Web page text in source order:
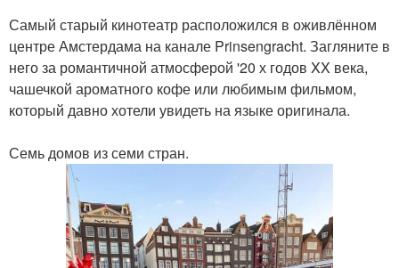
Самый старый кинотеатр расположился в оживлённом
центре Амстердама на канале Prinsengracht. Загляните в
него за романтичной атмосферой '20 х годов XX века,
чашечкой ароматного кофе или любимым фильмом,
который давно хотели увидеть на языке оригинала.
Семь домов из семи стран.